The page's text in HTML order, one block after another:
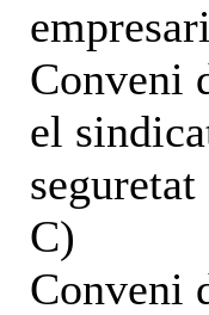
Conveni
el
C)
Conveni